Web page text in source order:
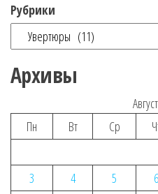
Рубрики
Архивы
Пн
Вт Ср
3
4 5 6